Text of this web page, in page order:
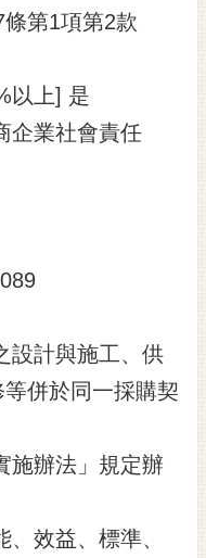
第1項第2款
以上] 是
企業社會責任
設計與施工、供
併於同一採購契
施辦法」規定辦
效益、標準、